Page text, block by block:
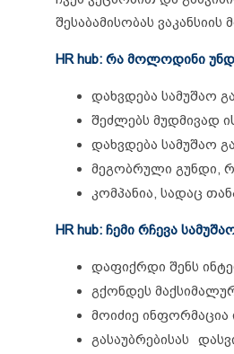
შესაბამისობას
HR hub: რა მოლოდინი
დახვდება სამუშაო
შეძლებს მუდმივად
დახვდება სამუშაო
მეგობრული გუნდი,
კომპანია, სადაც
HR hub: ჩემი რჩევა
დაფიქრდი შენს
გქონდეს
მოიძიე ინფორმაცია
გასაუბრებისას